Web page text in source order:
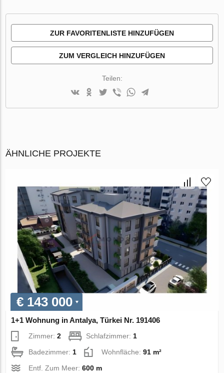
ZUR FAVORITENLISTE HINZUFÜGEN
ZUM VERGLEICH HINZUFÜGEN
Teilen:
ÄHNLICHE PROJEKTE
€ 143 000
1+1 Wohnung in Antalya, Türkei Nr. 191406
Zimmer:2 Schlafzimmer:1
Badezimmer:1 Wohnfläche:91 m²
Entf. Zum Meer:600 m